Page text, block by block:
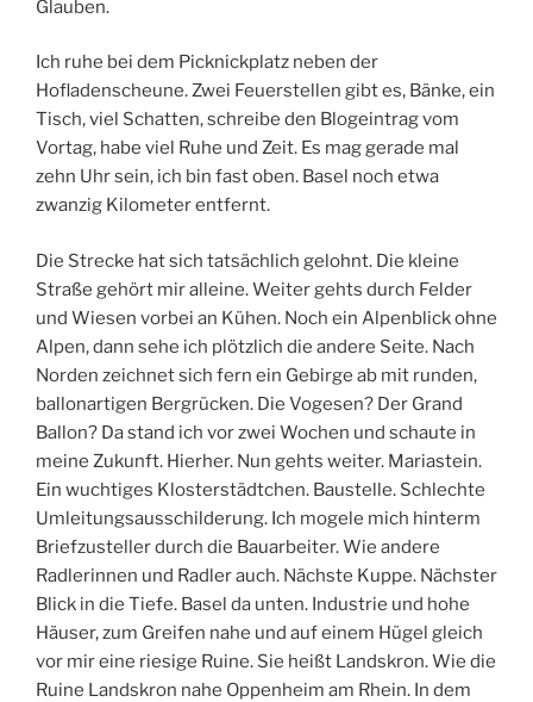
Glauben.
Ich ruhe bei dem Picknickplatz neben der
Hofladenscheune. Zwei Feuerstellen gibt es, Bänke, ein
Tisch, viel Schatten, schreibe den Blogeintrag vom
Vortag, habe viel Ruhe und Zeit. Es mag gerade mal
zehn Uhr sein, ich bin fast oben. Basel noch etwa
zwanzig Kilometer entfernt.
Die Strecke hat sich tatsächlich gelohnt. Die kleine
Straße gehört mir alleine. Weiter gehts durch Felder
und Wiesen vorbei an Kühen. Noch ein Alpenblick ohne
Alpen, dann sehe ich plötzlich die andere Seite. Nach
Norden zeichnet sich fern ein Gebirge ab mit runden,
ballonartigen Bergrücken. Die Vogesen? Der Grand
Ballon? Da stand ich vor zwei Wochen und schaute in
meine Zukunft. Hierher. Nun gehts weiter. Mariastein.
Ein wuchtiges Klosterstädtchen. Baustelle. Schlechte
Umleitungsausschilderung. Ich mogele mich hinterm
Briefzusteller durch die Bauarbeiter. Wie andere
Radlerinnen und Radler auch. Nächste Kuppe. Nächster
Blick in die Tiefe. Basel da unten. Industrie und hohe
Häuser, zum Greifen nahe und auf einem Hügel gleich
vor mir eine riesige Ruine. Sie heißt Landskron. Wie die
Ruine Landskron nahe Oppenheim am Rhein. In dem